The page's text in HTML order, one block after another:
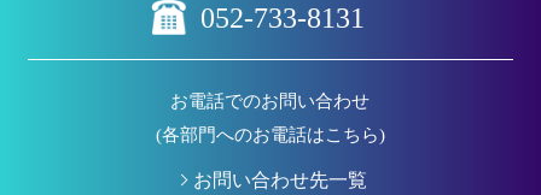
052-733-8131
お電話でのお問い合わせ
(各部門へのお電話はこちら)
お問い合わせ先一覧